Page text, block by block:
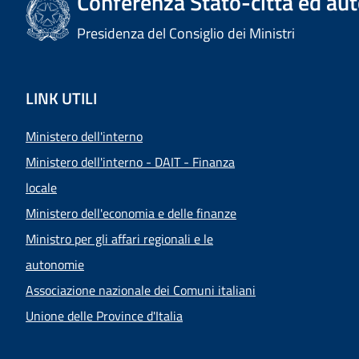
Presidenza del Consiglio dei Ministri
LINK UTILI
Ministero dell'interno
Ministero dell'interno - DAIT - Finanza
locale
Ministero dell'economia e delle finanze
Ministro per gli affari regionali e le
autonomie
Associazione nazionale dei Comuni italiani
Unione delle Province d'Italia